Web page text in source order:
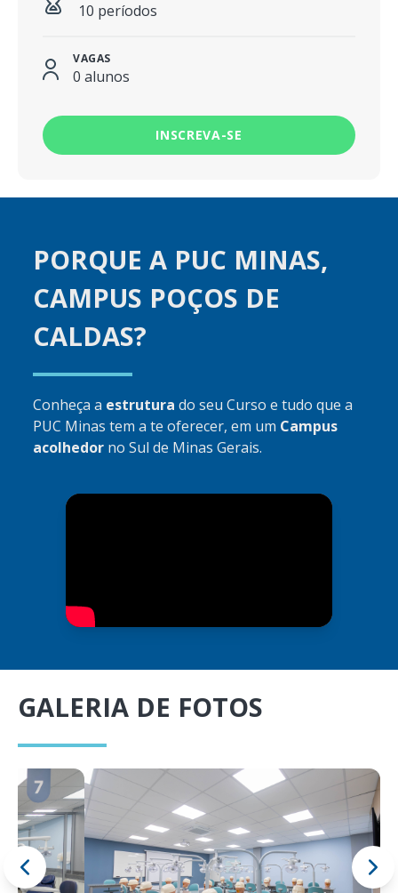
10 períodos
VAGAS
0 alunos
INSCREVA-SE
PORQUE A PUC MINAS,
CAMPUS POÇOS DE
CALDAS?
Conheça a estrutura do seu Curso e tudo que a
PUC Minas tem a te oferecer, em um Campus
acolhedorno Sul de Minas Gerais.
GALERIA DE FOTOS